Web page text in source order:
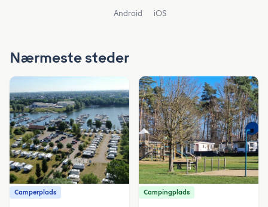
Android iOS
Nærmeste steder
Camperplads Campingplads